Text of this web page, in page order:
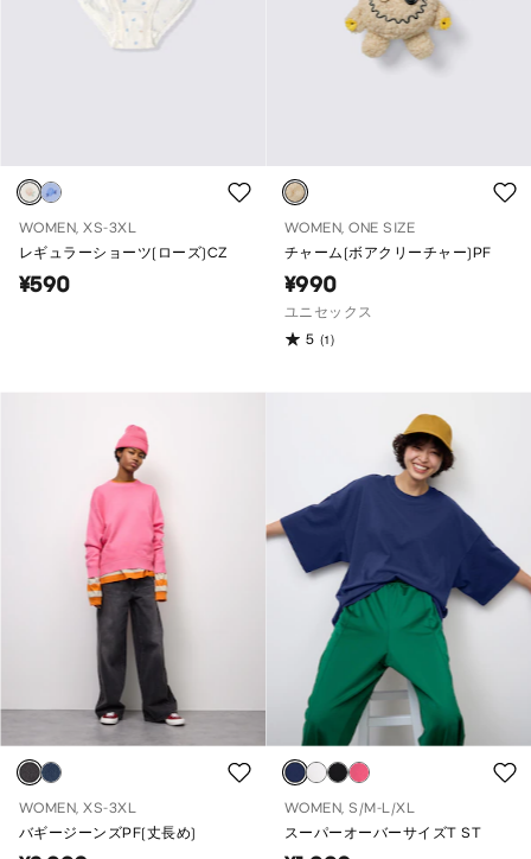
WOMEN, XS-3XL
レギュラーショーツ(ローズ)CZ
¥590
WOMEN, ONE SIZE
チャーム(ボアクリーチャー)PF
¥990
ユニセックス
5 (1)
WOMEN, XS-3XL
バギージーンズPF(丈長め)
WOMEN, S/M-L/XL
スーパーオーバーサイズT ST